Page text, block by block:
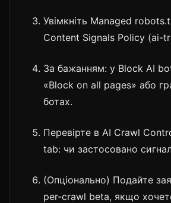
Увімкніть Managed
Content Signals Policy (ai-
За бажанням: у Block AI
«Block on all pages» або
ботах.
Перевірте в AI Crawl
tab: чи застосовано
(Опціонально) Подайте
per-crawl beta, якщо